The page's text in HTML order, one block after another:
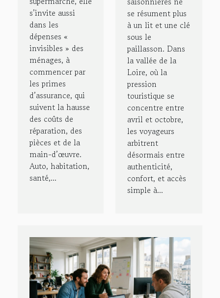
face à
l’inflation
s’invite aussi
dans les
dépenses «
invisibles » des
ménages, à
commencer par
les primes
d’assurance, qui
suivent la hausse
des coûts de
réparation, des
pièces et de la
main-d’œuvre.
Auto, habitation,
santé,...
chinon
se résument plus
à un lit et une clé
sous le
paillasson. Dans
la vallée de la
Loire, où la
pression
touristique se
concentre entre
avril et octobre,
les voyageurs
arbitrent
désormais entre
authenticité,
confort, et accès
simple à...